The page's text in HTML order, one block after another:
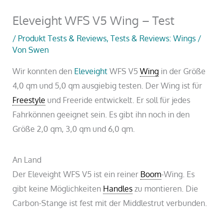
Eleveight WFS V5 Wing – Test
/ Produkt Tests & Reviews,Tests & Reviews: Wings /
VonSwen
Wir konnten den EleveightWFS V5Wing in der Größe
4,0 qm und 5,0 qm ausgiebig testen. Der Wing ist für
Freestyle und Freeride entwickelt. Er soll für jedes
Fahrkönnen geeignet sein. Es gibt ihn noch in den
Größe 2,0 qm, 3,0 qm und 6,0 qm.
An Land
Der Eleveight WFS V5 ist ein reiner Boom-Wing. Es
gibt keine Möglichkeiten Handleszu montieren. Die
Carbon-Stange ist fest mit der Middlestrut verbunden.